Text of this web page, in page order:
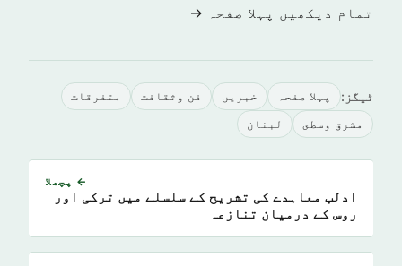
تمام دیکھیں پہلا صفحہ →
ٹیگز: پہلا صفحہ خبريں فن وثقافت متفرقات
مشرق وسطى لبنان
← پچھلا
ادلب معاہدے کی تشریح کے سلسلے میں ترکی اور
روس کے درمیان تنازعہ